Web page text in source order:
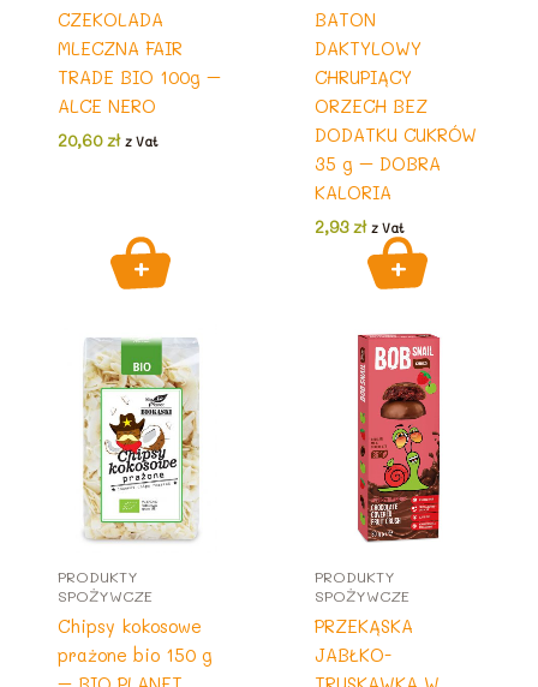
CZEKOLADA
MLECZNA FAIR
TRADE BIO 100g –
ALCE NERO
20,60zł z Vat
BATON
DAKTYLOWY
CHRUPIĄCY
ORZECH BEZ
DODATKU CUKRÓW
35 g – DOBRA
KALORIA
2,93zł z Vat
PRODUKTY
SPOŻYWCZE
Chipsy kokosowe
prażone bio 150 g
PRODUKTY
SPOŻYWCZE
PRZEKĄSKA
JABŁKO-